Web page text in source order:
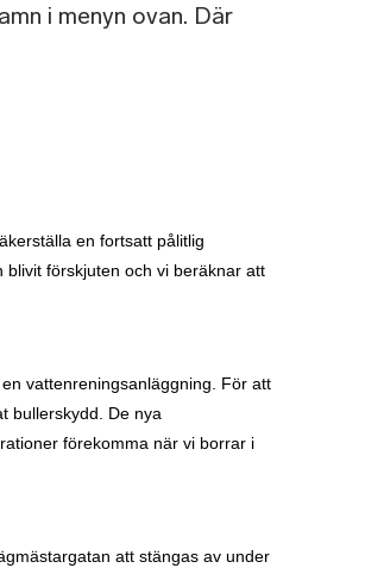
i menyn ovan. Där
en fortsatt pålitlig
förskjuten och vi beräknar att
vattenreningsanläggning. För att
bullerskydd. De nya
förekomma när vi borrar i
att stängas av under